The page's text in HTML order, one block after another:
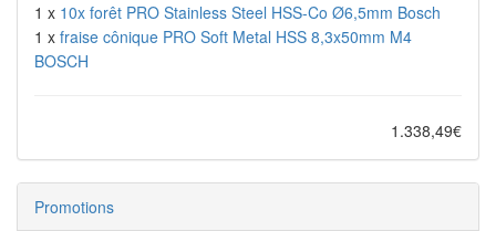
1 x 10x forêt PRO Stainless Steel HSS-Co Ø6,5mm Bosch
1 x fraise cônique PRO Soft Metal HSS 8,3x50mm M4
BOSCH
1.338,49€
Promotions